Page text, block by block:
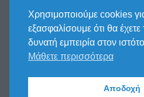
Νέα
Επικοινωνία
Χρησιμοποιούμε cookies
εξασφαλίσουμε ότι θα έχετε
δυνατή εμπειρία στον
Μάθετε περισσότερα
Αποδοχή